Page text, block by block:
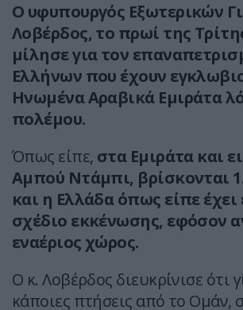
Ο υφυπουργός Εξωτερικών
Λοβέρδος, το πρωί της
μίλησε για τον
Ελλήνων που έχουν
Hνωμένα Αραβικά Εμιράτα
πολέμου.
Όπως είπε, στα Εμιράτα και
Αμπού Ντάμπι, βρίσκονται
και η Ελλάδα όπως είπε
σχέδιο εκκένωσης, εφόσον
εναέριος χώρος.
Ο κ. Λοβέρδος διευκρίνισε ότι
κάποιες πτήσεις από το Ομάν,